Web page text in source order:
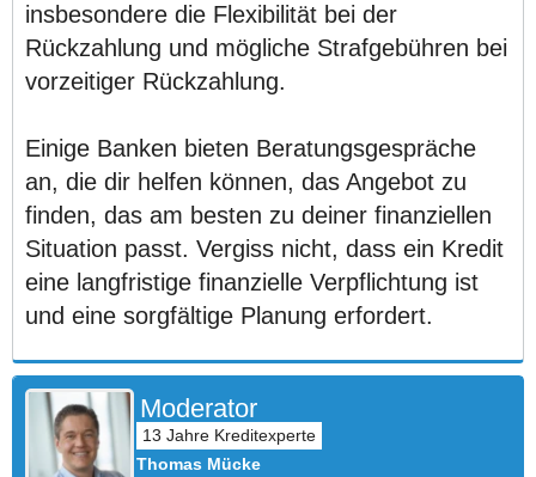
insbesondere die Flexibilität bei der
Rückzahlung und mögliche Strafgebühren bei
vorzeitiger Rückzahlung.
Einige Banken bieten Beratungsgespräche
an, die dir helfen können, das Angebot zu
finden, das am besten zu deiner finanziellen
Situation passt. Vergiss nicht, dass ein Kredit
eine langfristige finanzielle Verpflichtung ist
und eine sorgfältige Planung erfordert.
Moderator
Thomas Mücke